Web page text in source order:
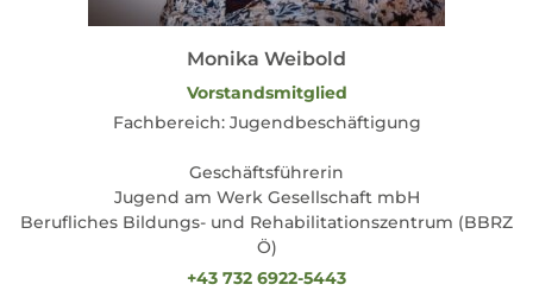
Monika Weibold
Vorstandsmitglied
Fachbereich: Jugendbeschäftigung
Geschäftsführerin
Jugend am Werk Gesellschaft mbH
Berufliches Bildungs- und Rehabilitationszentrum (BBRZ
Ö)
+43 732 6922-5443